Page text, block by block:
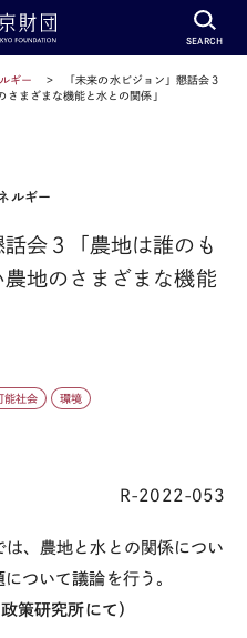
SEARCH
ギー
「未来の水ビジョン」懇話会３
まざまな機能と水との関係」
ルギー
話会３「農地は誰のも
地のさまざまな機能
能社会 環境
R-2022-053
は、農地と水との関係につい
ついて議論を行う。
策研究所にて）